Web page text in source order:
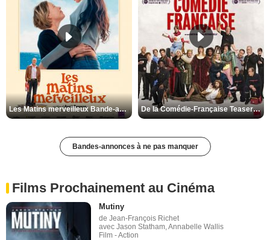
Les Matins merveilleux Bande-annonce VF De la Comédie-Française Teaser VF
Bandes-annonces à ne pas manquer
Films Prochainement au Cinéma
Mutiny
de Jean-François Richet
avec Jason Statham, Annabelle Wallis
Film - Action